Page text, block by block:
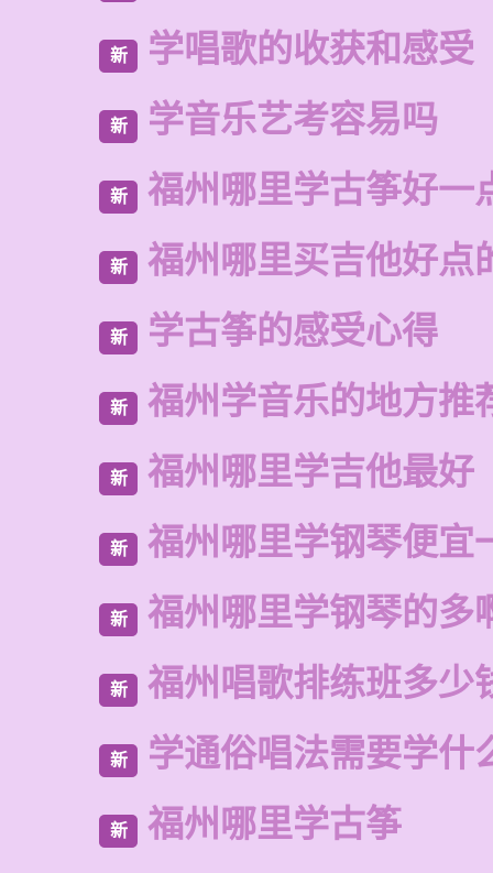
新 学唱歌的收获和感受
新 学音乐艺考容易吗
新 福州哪里学古筝好一
新 福州哪里买吉他好点
新 学古筝的感受心得
新 福州学音乐的地方推
新 福州哪里学吉他最好
新 福州哪里学钢琴便宜
新 福州哪里学钢琴的多
新 福州唱歌排练班多少
新 学通俗唱法需要学什
新 福州哪里学古筝